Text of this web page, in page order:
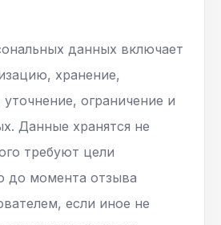
данных включает
хранение,
ограничение и
Данные хранятся не
требуют цели
до момента отзыва
если иное не